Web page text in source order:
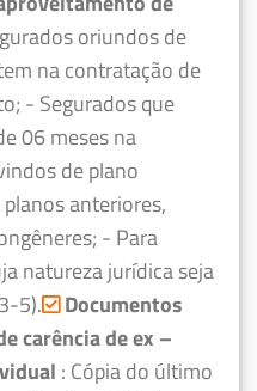
oriundos de
na contratação de
- Segurados que
06 meses na
de plano
anteriores,
- Para
natureza jurídica seja
5). Documentos
carência de ex –
: Cópia do último